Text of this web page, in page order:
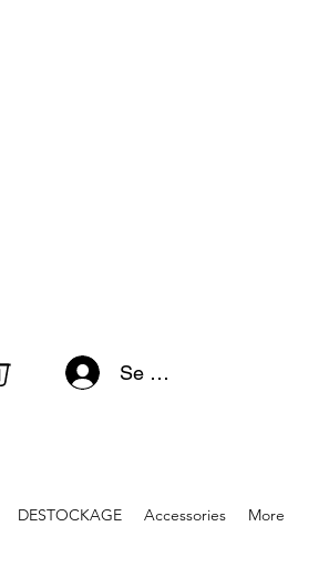
Se connecter
DESTOCKAGE Accessories More